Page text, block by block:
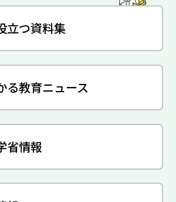
立つ資料集
る教育ニュース
省情報